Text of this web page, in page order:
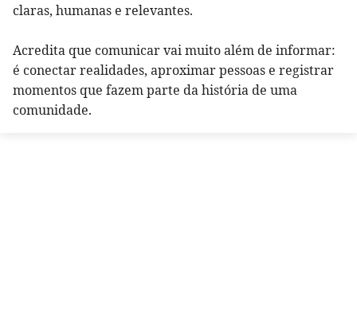
claras, humanas e relevantes.
Acredita que comunicar vai muito além de informar:
é conectar realidades, aproximar pessoas e registrar
momentos que fazem parte da história de uma
comunidade.